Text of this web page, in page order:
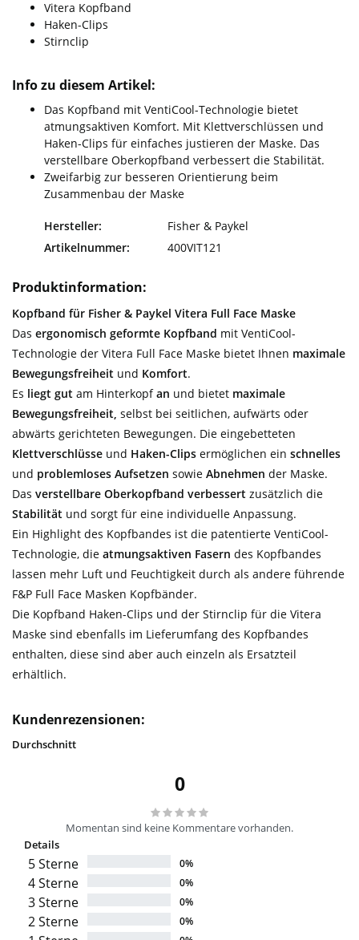
Vitera Kopfband
Haken-Clips
Stirnclip
Info zu diesem Artikel:
Das Kopfband mit VentiCool-Technologie bietet
atmungsaktiven Komfort. Mit Klettverschlüssen und
Haken-Clips für einfaches justieren der Maske. Das
verstellbare Oberkopfband verbessert die Stabilität.
Zweifarbig zur besseren Orientierung beim
Zusammenbau der Maske
Hersteller:
Fisher & Paykel
Artikelnummer:
400VIT121
Produktinformation:
Kopfband für Fisher & Paykel Vitera Full Face Maske
Das ergonomisch geformte Kopfband mit VentiCool-
Technologie der Vitera Full Face Maske bietet Ihnen maximale
Bewegungsfreiheit und Komfort.
Es liegt gut am Hinterkopfan und bietet maximale
Bewegungsfreiheit, selbst bei seitlichen, aufwärts oder
abwärts gerichteten Bewegungen. Die eingebetteten
Klettverschlüsse und Haken-Clips ermöglichen ein schnelles
und problemloses Aufsetzen sowie Abnehmen der Maske.
Das verstellbare Oberkopfband verbessert zusätzlich die
Stabilität und sorgt für eine individuelle Anpassung.
Ein Highlight des Kopfbandes ist die patentierte VentiCool-
Technologie, die atmungsaktiven Fasern des Kopfbandes
lassen mehr Luft und Feuchtigkeit durch als andere führende
F&P Full Face Masken Kopfbänder.
Die Kopfband Haken-Clips und der Stirnclip für die Vitera
Maske sind ebenfalls im Lieferumfang des Kopfbandes
enthalten, diese sind aber auch einzeln als Ersatzteil
erhältlich.
Kundenrezensionen:
Durchschnitt
0
Momentan sind keine Kommentare vorhanden.
Details
5 Sterne 0%
4 Sterne 0%
3 Sterne 0%
2 Sterne 0%